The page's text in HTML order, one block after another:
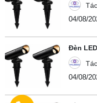
04/08/
Đèn
04/08/